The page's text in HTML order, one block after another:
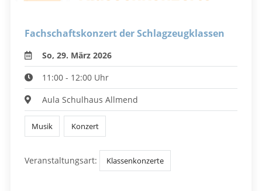
Fachschaftskonzert der Schlagzeugklassen
So, 29. März 2026
11:00 - 12:00 Uhr
Aula Schulhaus Allmend
Musik Konzert
Veranstaltungsart: Klassenkonzerte